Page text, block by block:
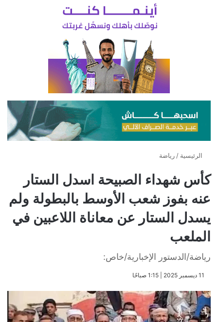
الرئيسية /رياضة
كأس شهداء الصبيحة اسدل الستار
عنه بفوز شعب الأوسط بالبطولة ولم
يسدل الستار عن معاناة اللاعبين في
الملعب
رياضة/الدستور الإخبارية/خاص:
​11 ديسمبر 2025 | 1:15 صباحًا